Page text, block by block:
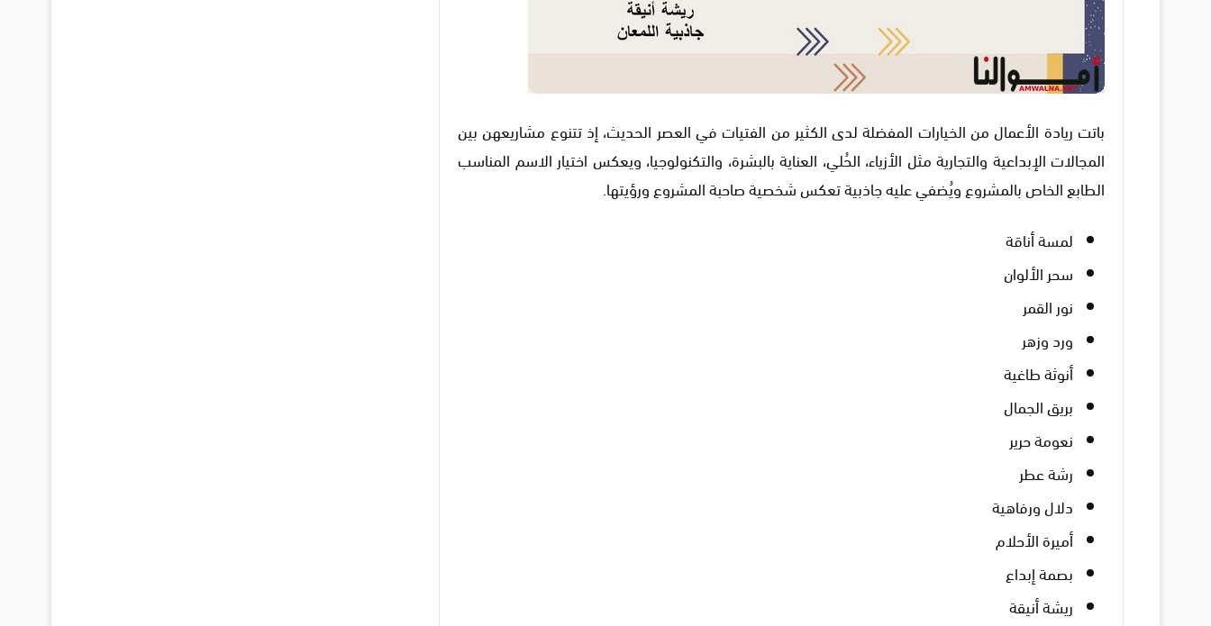
باتت ريادة الأعمال من الخيارات المفضلة لدى الكثير من الفتيات في العصر الحديث، إذ تتنوع مشاريعهن بين
المجالات الإبداعية والتجارية مثل الأزياء، الحُلي، العناية بالبشرة، والتكنولوجيا، ويعكس اختيار الاسم المناسب
الطابع الخاص بالمشروع ويُضفي عليه جاذبية تعكس شخصية صاحبة المشروع ورؤيتها.
لمسة أناقة
سحر الألوان
نور القمر
ورد وزهر
أنوثة طاغية
بريق الجمال
نعومة حرير
رشة عطر
دلال ورفاهية
أميرة الأحلام
بصمة إبداع
ريشة أنيقة